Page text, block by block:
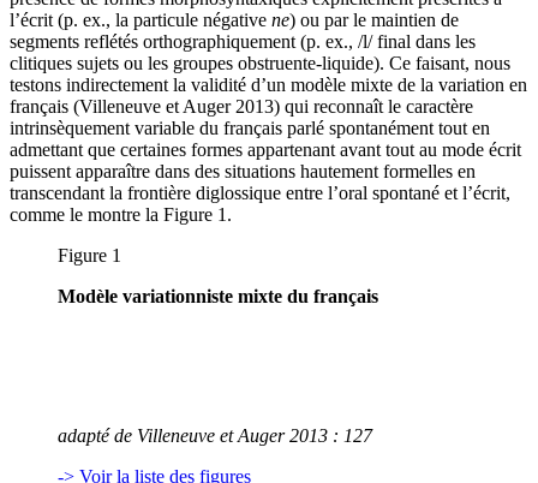
l’écrit (p. ex., la particule négative ne) ou par le maintien de
segments reflétés orthographiquement (p. ex., /l/ final dans les
clitiques sujets ou les groupes obstruente-liquide). Ce faisant, nous
testons indirectement la validité d’un modèle mixte de la variation en
français (Villeneuve et Auger 2013) qui reconnaît le caractère
intrinsèquement variable du français parlé spontanément tout en
admettant que certaines formes appartenant avant tout au mode écrit
puissent apparaître dans des situations hautement formelles en
transcendant la frontière diglossique entre l’oral spontané et l’écrit,
comme le montre la Figure 1.
Figure 1
Modèle variationniste mixte du français
adapté de Villeneuve et Auger 2013 : 127
-> Voir la liste des figures